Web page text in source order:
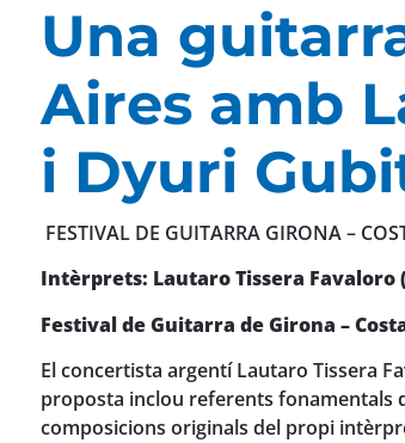
Una
Aires amb
i Dyuri
FESTIVAL DE GUITARRA GIRONA –
Intèrprets: Lautaro Tissera
Festivalde Guitarra de Girona –
El concertista argentí Lautaro Tissera
proposta inclou referents fonamentals
composicions originals del propi